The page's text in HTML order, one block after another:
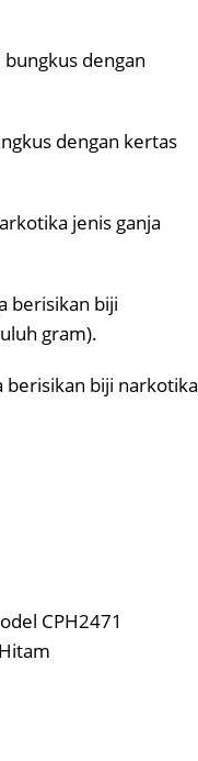
dengan
dengan kertas
jenis ganja
berisikan biji
gram).
berisikan biji narkotika
CPH2471